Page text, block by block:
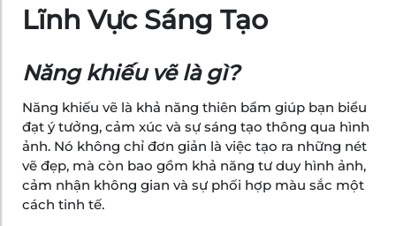
Lĩnh Vực Sáng Tạo
Năng khiếu vẽ là gì?
Năng khiếu vẽ là khả năng thiên bẩm giúp bạn biểu
đạt ý tưởng, cảm xúc và sự sáng tạo thông qua hình
ảnh. Nó không chỉ đơn giản là việc tạo ra những nét
vẽ đẹp, mà còn bao gồm khả năng tư duy hình ảnh,
cảm nhận không gian và sự phối hợp màu sắc một
cách tinh tế.